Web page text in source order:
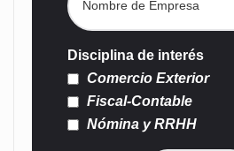
Disciplina de interés
Comercio Exterior
Fiscal-Contable
Nómina y RRHH